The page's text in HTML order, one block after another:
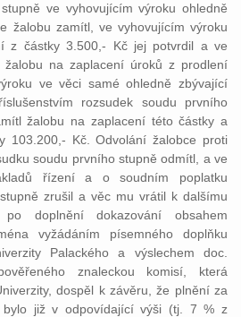
ve vyhovujícím výroku ohledně
žalobu zamítl, ve vyhovujícím výroku
z částky 3.500,- Kč jej potvrdil a ve
na zaplacení úroků z prodlení
ve věci samé ohledně zbývající
rozsudek soudu prvního
žalobu na zaplacení této částky a
103.200,- Kč. Odvolání žalobce proti
soudu prvního stupně odmítl, a ve
řízení a o soudním poplatku
zrušil a věc mu vrátil k dalšímu
doplnění dokazování obsahem
vyžádáním písemného doplňku
Palackého a výslechem doc.
znaleckou komisí, která
dospěl k závěru, že plnění za
bylo již v odpovídající výši (tj. 7 % z